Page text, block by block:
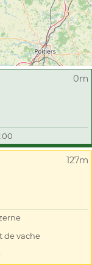
0m
127m
de vache